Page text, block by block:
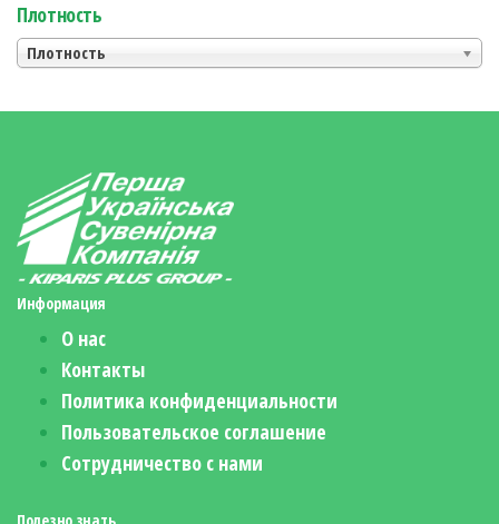
Плотность
Плотность
Информация
О нас
Контакты
Политика конфиденциальности
Пользовательское соглашение
Сотрудничество с нами